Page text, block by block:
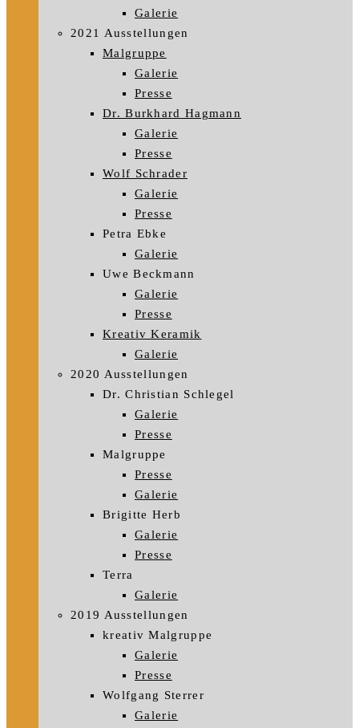
Galerie
2021 Ausstellungen
Malgruppe
Galerie
Presse
Dr. Burkhard Hagmann
Galerie
Presse
Wolf Schrader
Galerie
Presse
Petra Ebke
Galerie
Uwe Beckmann
Galerie
Presse
Kreativ Keramik
Galerie
2020 Ausstellungen
Dr. Christian Schlegel
Galerie
Presse
Malgruppe
Presse
Galerie
Brigitte Herb
Galerie
Presse
Terra
Galerie
2019 Ausstellungen
kreativ Malgruppe
Galerie
Presse
Wolfgang Sterrer
Galerie